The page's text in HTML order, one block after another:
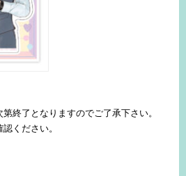
終了となりますのでご了承下さい。
ください。